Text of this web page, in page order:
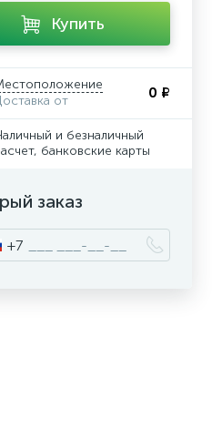
Купить
от
0 ₽
и безналичный
банковские карты
заказ
+7